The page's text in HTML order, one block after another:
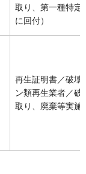
取り、第一種特定
に回付）
再生証明書／破壊
ン類再生業者／破
取り、廃棄等実施